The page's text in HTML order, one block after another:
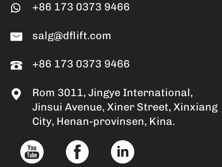
+86 173 0373 9466
salg@dflift.com
+86 173 0373 9466
Rom 3011, Jingye International,
Jinsui Avenue, Xiner Street, Xinxiang
City, Henan-provinsen, Kina.